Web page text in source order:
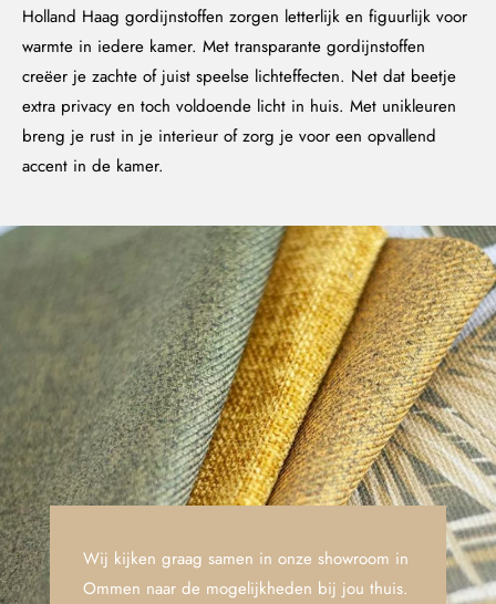
Holland Haag gordijnstoffen zorgen letterlijk en figuurlijk voor
warmte in iedere kamer. Met transparante gordijnstoffen
creëer je zachte of juist speelse lichteffecten. Net dat beetje
extra privacy en toch voldoende licht in huis. Met unikleuren
breng je rust in je interieur of zorg je voor een opvallend
accent in de kamer.
Wij kijken graag samen in onze showroom in
Ommen naar de mogelijkheden bij jou thuis.